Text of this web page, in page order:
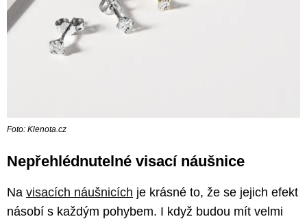
Foto: Klenota.cz
Nepřehlédnutelné visací náušnice
Na visacích náušnicích je krásné to, že se jejich efekt
násobí s každým pohybem. I když budou mít velmi